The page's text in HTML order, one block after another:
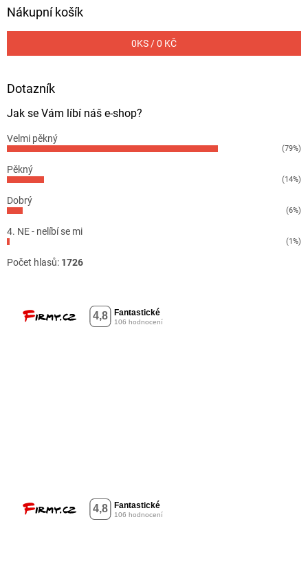
Nákupní košík
0KS /0 KČ
Dotazník
Jak se Vám líbí náš e-shop?
Velmi pěkný
(79%)
Pěkný
(14%)
Dobrý
(6%)
4. NE - nelíbí se mi
(1%)
Počet hlasů: 1726